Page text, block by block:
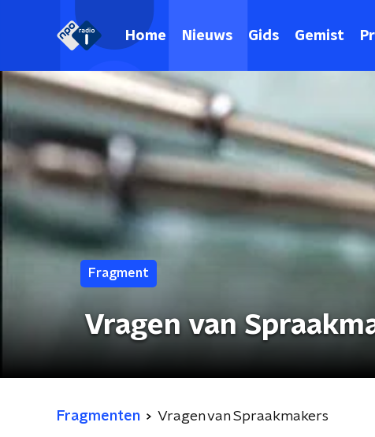
Home Nieuws Gids Gemist
Fragment
Vragen van
Fragmenten Vragen van Spraakmakers